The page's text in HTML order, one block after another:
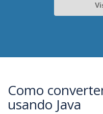
Como
usando Java